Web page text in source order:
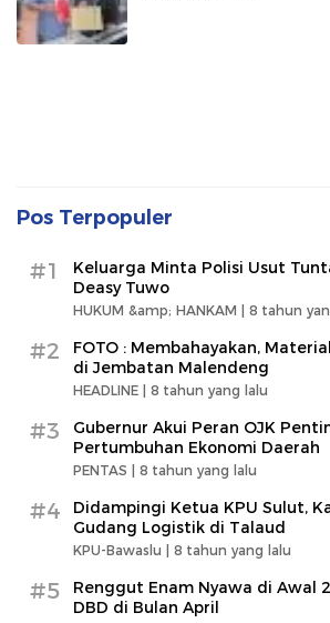
Pos Terpopuler
#1
Keluarga Minta Polisi Usut
Deasy Tuwo
HUKUM &amp; HANKAM | 8 tahun
#2
FOTO : Membahayakan,
di Jembatan Malendeng
HEADLINE | 8 tahun yang lalu
#3
Gubernur Akui Peran OJK
Pertumbuhan Ekonomi Daerah
PENTAS | 8 tahun yang lalu
#4
Didampingi Ketua KPU Sulut,
Gudang Logistik di Talaud
KPU-Bawaslu | 8 tahun yang lalu
#5
Renggut Enam Nyawa di Awal
DBD di Bulan April